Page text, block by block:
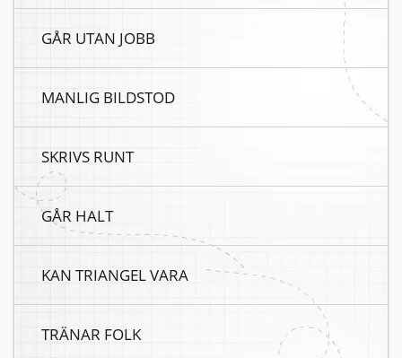
GÅR UTAN JOBB
MANLIG BILDSTOD
SKRIVS RUNT
GÅR HALT
KAN TRIANGEL VARA
TRÄNAR FOLK